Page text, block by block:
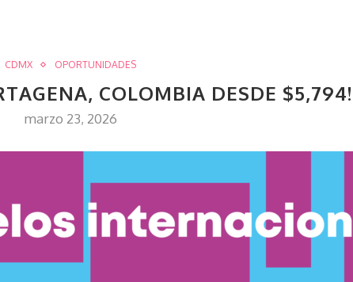
CDMX OPORTUNIDADES
COLOMBIA DESDE $5,794!
marzo 23, 2026